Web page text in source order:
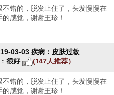
错的，脱发止住了，头发慢慢在
感觉，谢谢王珍！
03-03 疾病：皮肤过敏
很好 (147人推荐）
错的，脱发止住了，头发慢慢在
感觉，谢谢王珍！